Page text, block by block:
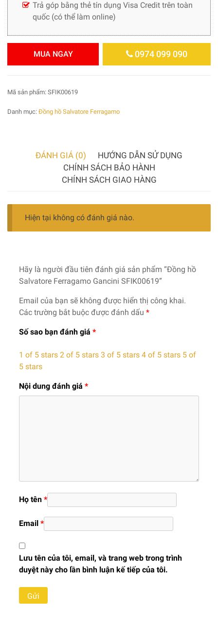
Trả góp bằng thẻ tín dụng Visa Credit trên toàn
quốc (có thể làm online)
MUA NGAY 0974 099 090
Mã sản phẩm: SFIK00619
Danh mục: Đồng hồ Salvatore Ferragamo
ĐÁNH GIÁ (0)
HƯỚNG DẪN SỬ DỤNG
CHÍNH SÁCH BẢO HÀNH
CHÍNH SÁCH GIAO HÀNG
Hiện tại không có đánh giá nào.
Hãy là người đầu tiên đánh giá sản phẩm “Đồng hồ
Salvatore Ferragamo Gancini SFIK00619”
Email của bạn sẽ không được hiển thị công khai.
Các trường bắt buộc được đánh dấu *
Số sao bạn đánh giá *
1 of 5 stars 2 of 5 stars 3 of 5 stars 4 of 5 stars 5 of
5 stars
Nội dung đánh giá *
Họ tên *
Email *
Lưu tên của tôi, email, và trang web trong trình
duyệt này cho lần bình luận kế tiếp của tôi.